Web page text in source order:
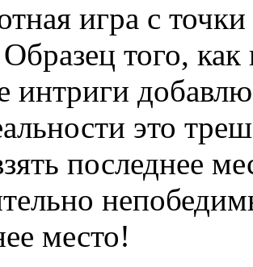
игра с
того,
интриги
это
последнее
место!